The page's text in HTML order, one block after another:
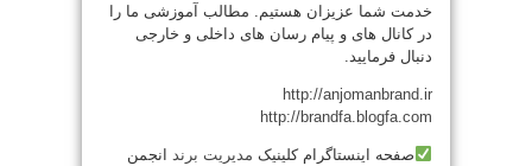
خدمت شما عزیزان هستیم. مطالب آموزشی ما را
در کانال های و پیام رسان های داخلی و خارجی
دنبال فرمایید.
http://anjomanbrand.ir
http://brandfa.blogfa.com
صفحه اینستاگرام کلینیک مدیریت برند
انجمن